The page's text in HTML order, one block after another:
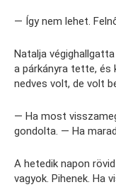
— Így nem lehet.
Natalja
a párkányra tette, és
nedves volt, de volt
— Ha most
gondolta. — Ha
A hetedik napon
vagyok. Pihenek. Ha